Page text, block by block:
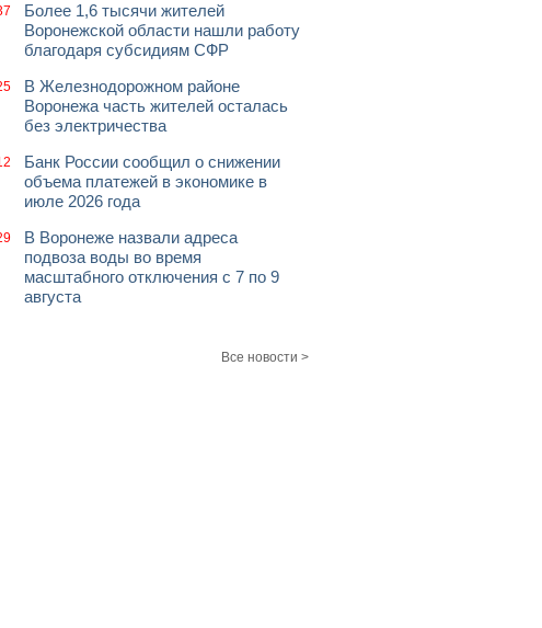
Более 1,6 тысячи жителей
Воронежской области нашли работу
благодаря субсидиям СФР
В Железнодорожном районе
Воронежа часть жителей осталась
без электричества
Банк России сообщил о снижении
объема платежей в экономике в
июле 2026 года
В Воронеже назвали адреса
подвоза воды во время
масштабного отключения с 7 по 9
августа
Все новости >